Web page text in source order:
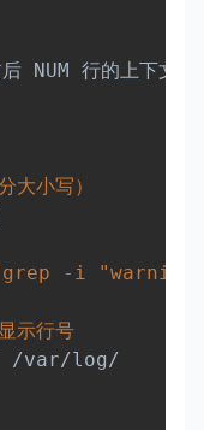
后 NUM 行的上下文
大小写）
-i
显示行号
/var/log/